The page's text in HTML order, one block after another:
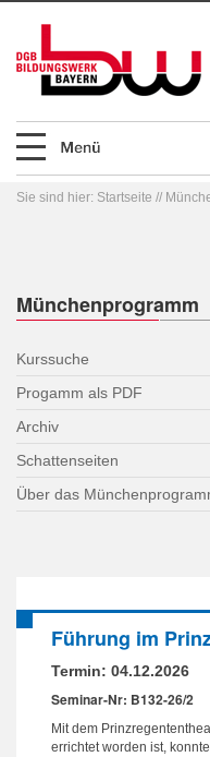
Sie sind hier: Startseite //
Münchenprogramm
Kurssuche
Progamm als PDF
Archiv
Schattenseiten
Über das
Führung im
Termin: 04.12.2026
Seminar-Nr: B132-26/2
Mit dem
errichtet worden ist,